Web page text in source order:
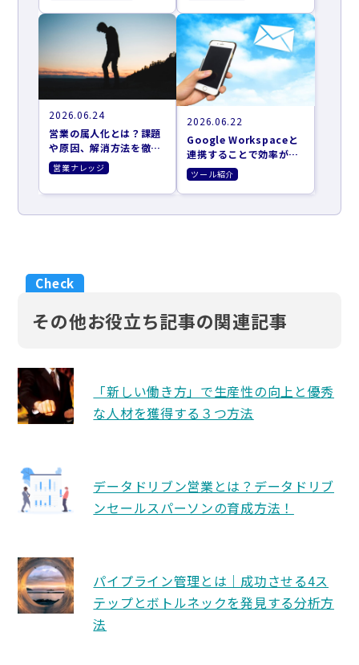
2026.06.24
営業の属人化とは？課題
や原因、解消方法を徹底
解説
営業ナレッジ
2026.06.22
Google Workspaceと
連携することで効率がア
ップするツール10選
ツール紹介
その他お役立ち記事の関連記事
「新しい働き方」で生産性の向上と優秀
な人材を獲得する３つ方法
データドリブン営業とは？データドリブ
ンセールスパーソンの育成方法！
パイプライン管理とは｜成功させる4ス
テップとボトルネックを発見する分析方
法